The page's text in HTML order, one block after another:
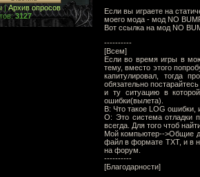
|Архив опросов
3127
Если вы играете на
моего мода - мод NO
Вот ссылка на мод NO
----------
[Всем]
Если во время игры в
тему, вместо этого
капитулировал, тогда
обязательно
и ту ситуацию в
ошибки(вылета).
В: Что такое LOG ошибки,
О: Это система отладки
всегда. Для того чтоб
Мой компьютер-->Общие
файл в формате TXT, и в
на форум.
----------
[Благодарности]